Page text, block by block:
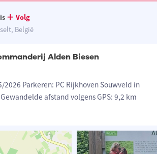
Volg
België
Alden Biesen
Parkeren: PC Rijkhoven Souwveld in
afstand volgens GPS: 9,2 km